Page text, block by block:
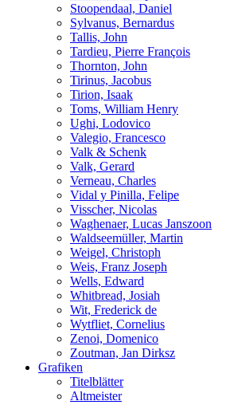
Stoopendaal, Daniel
Sylvanus, Bernardus
Tallis, John
Tardieu, Pierre François
Thornton, John
Tirinus, Jacobus
Tirion, Isaak
Toms, William Henry
Ughi, Lodovico
Valegio, Francesco
Valk & Schenk
Valk, Gerard
Verneau, Charles
Vidal y Pinilla, Felipe
Visscher, Nicolas
Waghenaer, Lucas Janszoon
Waldseemüller, Martin
Weigel, Christoph
Weis, Franz Joseph
Wells, Edward
Whitbread, Josiah
Wit, Frederick de
Wytfliet, Cornelius
Zenoi, Domenico
Zoutman, Jan Dirksz
Grafiken
Titelblätter
Altmeister